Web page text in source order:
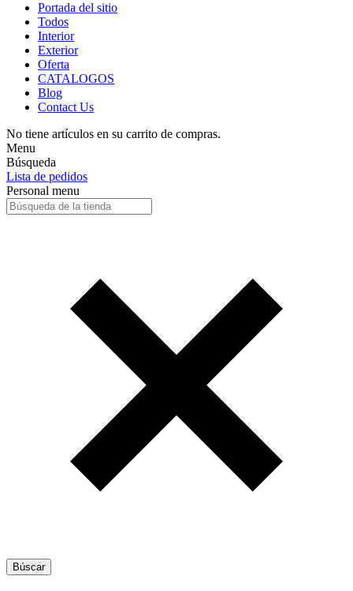
Portada del sitio
Todos
Interior
Exterior
Oferta
CATALOGOS
Blog
Contact Us
No tiene artículos en su carrito de compras.
Menu
Búsqueda
Lista de pedidos
Personal menu
Búscar